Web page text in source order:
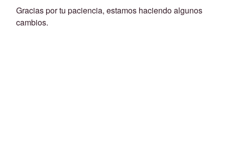
Gracias por tu paciencia, estamos haciendo algunos
cambios.